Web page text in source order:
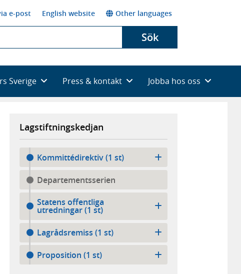
e-post English website Other languages
Sök
Sverige Press & kontakt Jobba hos oss
Lagstiftningskedjan
Kommittédirektiv (1 st)
Departementsserien
Statens offentliga
utredningar (1 st)
Lagrådsremiss (1 st)
Proposition (1 st)